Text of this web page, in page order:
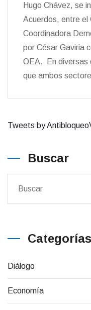
Hugo Chávez, se
Acuerdos, entre el
Coordinadora
por César Gaviria
OEA. En diversas
que ambos
Tweets by
Buscar
Categorías
Diálogo
Economía